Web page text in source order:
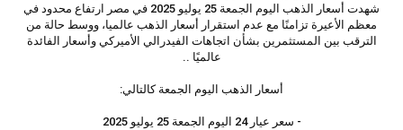
شهدت أسعار الذهب اليوم الجمعة 25 يوليو 2025 في مصر ارتفاع محدود في
معظم الأعيرة تزامنًا مع عدم استقرار أسعار الذهب عالميا، ووسط حالة من
الترقب بين المستثمرين بشأن اتجاهات الفيدرالي الأميركي وأسعار الفائدة
عالميًا ..
أسعار الذهب اليوم الجمعة كالتالي:
- سعر عيار 24 اليوم الجمعة 25 يوليو 2025